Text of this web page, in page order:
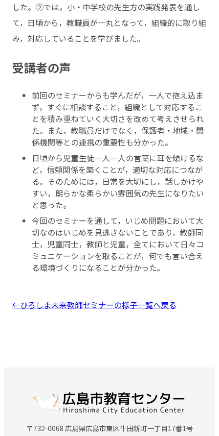
した。②では，小・中学校の先生方の実践発表を通し
て，日頃から，教職員が一丸となって，組織的に取り組
み，対応していることを学びました。
受講者の声
前回のセミナーからも学んだが，一人で抱え込ま
ず，すぐに相談すること，組織として対応するこ
とを積み重ねていく大切さを改めて考えさせられ
た。また，教職員だけでなく，保護者・地域・関
係機関等との連携の重要性も分かった。
日頃から児童生徒一人一人の言葉に耳を傾けるな
ど，信頼関係を築くことが，適切な対応につなが
る。そのためには，日常を大切にし，話しかけや
すい，朗らかな柔らかい雰囲気の先生になりたい
と思った。
今回のセミナーを通して，いじめ問題において大
切なのはいじめを見逃さないことであり，教師同
士，児童同士，教師と児童，全てにおいて日々コ
ミュニケーションを取ることが，何でも言い合え
る環境づくりになることが分かった。
←ひろしま未来教師セミナーの様子一覧へ戻る
〒732-0068 広島県広島市東区牛田新町一丁目17番1号